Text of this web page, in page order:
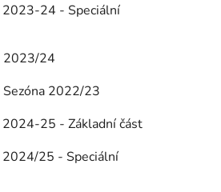
2023-24 - Speciální
2023/24
2022/23
2024-25 - Základní část
2024/25 - Speciální